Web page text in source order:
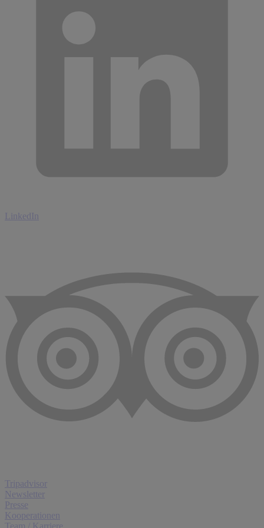
LinkedIn
Tripadvisor
Newsletter
Presse
Kooperationen